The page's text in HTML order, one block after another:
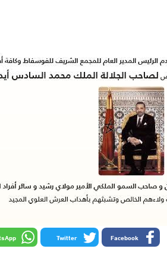
Facebook
Twitter